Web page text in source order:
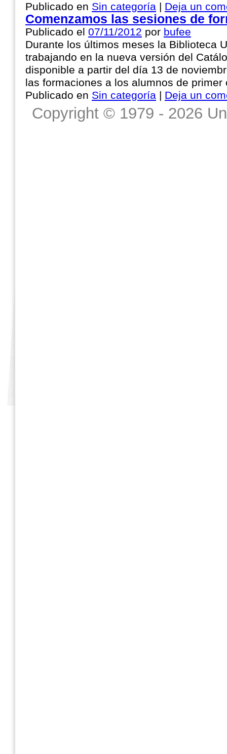
Publicado en Sin categoría | Deja un
Comenzamos las sesiones de
Publicado el 07/11/2012 por bufee
Durante los últimos meses la Biblioteca
trabajando en la nueva versión del
disponible a partir del día 13 de
las formaciones a los alumnos de
Publicado en Sin categoría | Deja un
Copyright © 1979 - 2026